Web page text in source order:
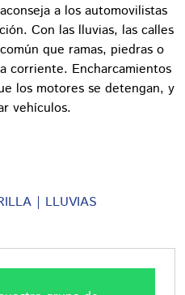
a los automovilistas
Con las lluvias, las calles
que ramas, piedras o
corriente. Encharcamientos
los motores se detengan, y
vehículos.
LLUVIAS